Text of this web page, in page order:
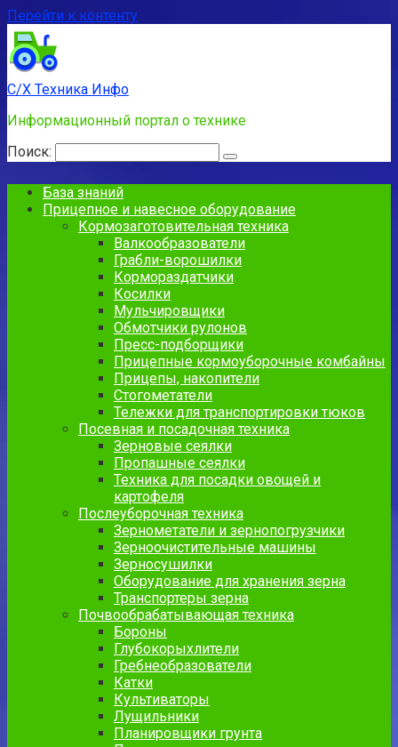
Перейти к контенту
С/Х Техника Инфо
Информационный портал о технике
Поиск:
База знаний
Прицепное и навесное оборудование
Кормозаготовительная техника
Валкообразователи
Грабли-ворошилки
Кормораздатчики
Косилки
Мульчировщики
Обмотчики рулонов
Пресс-подборщики
Прицепные кормоуборочные комбайны
Прицепы, накопители
Стогометатели
Тележки для транспортировки тюков
Посевная и посадочная техника
Зерновые сеялки
Пропашные сеялки
Техника для посадки овощей и
картофеля
Послеуборочная техника
Зернометатели и зернопогрузчики
Зерноочистительные машины
Зерносушилки
Оборудование для хранения зерна
Транспортеры зерна
Почвообрабатывающая техника
Бороны
Глубокорыхлители
Гребнеобразователи
Катки
Культиваторы
Лущильники
Планировщики грунта